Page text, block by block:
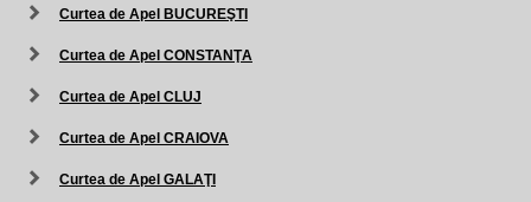
Curtea de Apel BUCUREŞTI
Curtea de Apel CONSTANŢA
Curtea de Apel CLUJ
Curtea de Apel CRAIOVA
Curtea de Apel GALAŢI